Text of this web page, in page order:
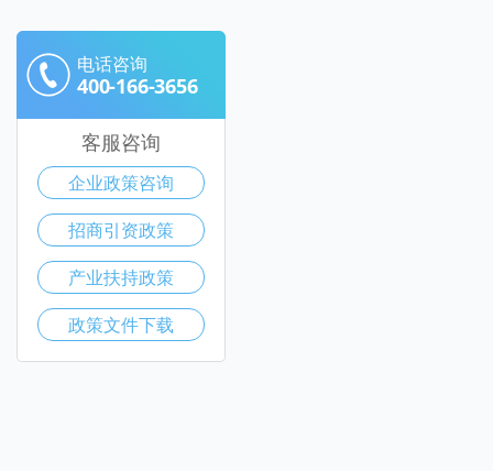
电话咨询
400-166-3656
客服咨询
企业政策咨询
招商引资政策
产业扶持政策
政策文件下载